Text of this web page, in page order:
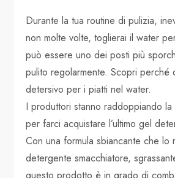
Durante la tua routine di pulizia,
non molte volte, toglierai il water
può essere uno dei posti più
pulito regolarmente. Scopri perché
detersivo per i piatti nel water.
I produttori stanno raddoppiando
per farci acquistare l’ultimo gel
Con una formula sbiancante che lo
detergente smacchiatore,
questo prodotto è in grado di